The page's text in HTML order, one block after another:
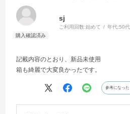
sj
ご利用回数:始めて 年代:50代
記載内容のとおり、新品未使用
箱も綺麗で大変良かったです。
参考になった